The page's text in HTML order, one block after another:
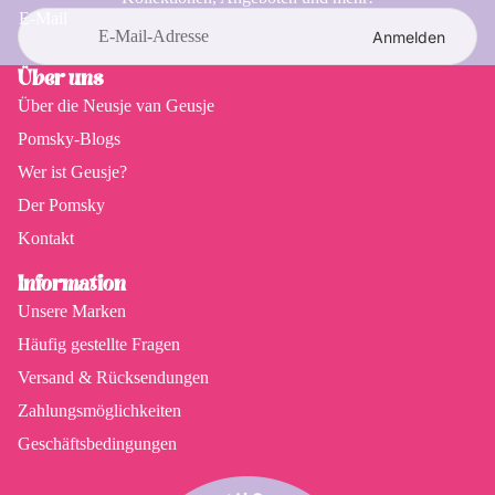
Schweden
20,75 €
29,00 €
Track & Trace-Code, mit dem Sie Ihr Paket verfolgen können.
E-Mail
Anmelden
Über uns
Über die Neusje van Geusje
Pomsky-Blogs
Wer ist Geusje?
Der Pomsky
Kontakt
Information
Unsere Marken
Häufig gestellte Fragen
Versand & Rücksendungen
Zahlungsmöglichkeiten
Geschäftsbedingungen